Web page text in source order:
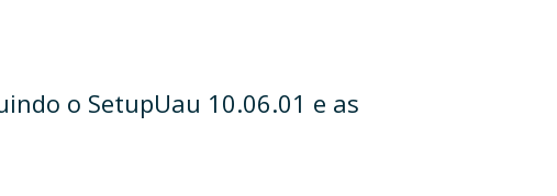
o SetupUau 10.06.01 e as